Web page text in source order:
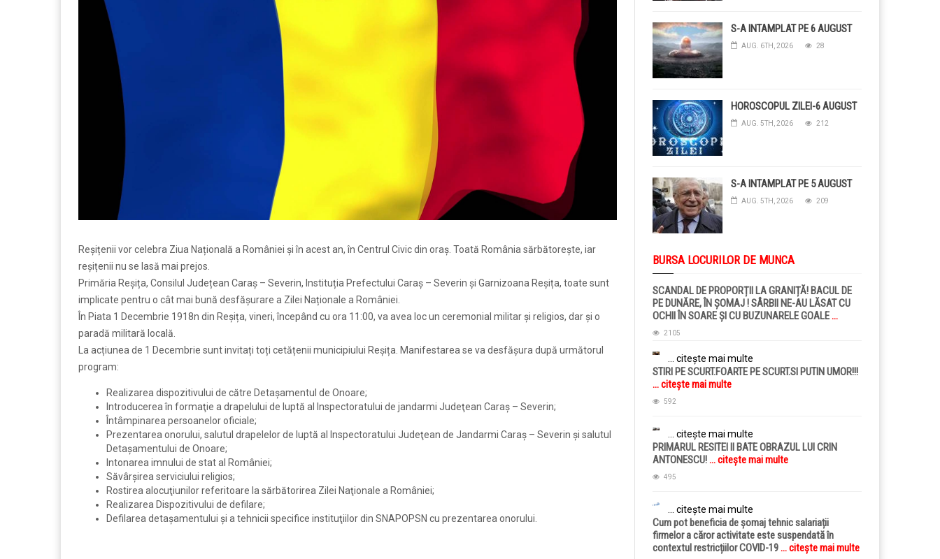
Reșițenii vor celebra Ziua Națională a României și în acest an, în Centrul Civic din oraș. Toată România sărbătorește, iar
reșițenii nu se lasă mai prejos.
Primăria Reșița, Consilul Județean Caraș – Severin, Instituția Prefectului Caraș – Severin și Garnizoana Reșița, toate sunt
implicate pentru o cât mai bună desfășurare a Zilei Naționale a României.
În Piata 1 Decembrie 1918n din Reșița, vineri, începând cu ora 11:00, va avea loc un ceremonial militar și religios, dar și o
paradă militară locală.
La acțiunea de 1 Decembrie sunt invitați toți cetățenii municipiului Reșița. Manifestarea se va desfășura după următorul
program:
Realizarea dispozitivului de către Detaşamentul de Onoare;
Introducerea în formaţie a drapelului de luptă al Inspectoratului de jandarmi Judeţean Caraş – Severin;
Întâmpinarea persoanelor oficiale;
Prezentarea onorului, salutul drapelelor de luptă al Inspectoratului Judeţean de Jandarmi Caraş – Severin şi salutul
Detaşamentului de Onoare;
Intonarea imnului de stat al României;
Săvârşirea serviciului religios;
Rostirea alocuţiunilor referitoare la sărbătorirea Zilei Naţionale a României;
Realizarea Dispozitivului de defilare;
Defilarea detaşamentului şi a tehnicii specifice instituţiilor din SNAPOPSN cu prezentarea onorului.
S-A INTAMPLAT PE 6 AUGUST
AUG. 6TH, 2026 28
HOROSCOPUL ZILEI-6 AUGUST
AUG. 5TH, 2026 212
S-A INTAMPLAT PE 5 AUGUST
AUG. 5TH, 2026 209
BURSA LOCURILOR DE MUNCA
SCANDAL DE PROPORȚII LA GRANIȚĂ! BACUL DE
PE DUNĂRE, ÎN ȘOMAJ ! SÂRBII NE-AU LĂSAT CU
OCHII ÎN SOARE ȘI CU BUZUNARELE GOALE...
citește mai multe
2105
... citește mai multe
STIRI PE SCURT.FOARTE PE SCURT.SI PUTIN UMOR!!!
... citește mai multe
592
... citește mai multe
PRIMARUL RESITEI II BATE OBRAZUL LUI CRIN
ANTONESCU!... citește mai multe
495
... citește mai multe
Cum pot beneficia de șomaj tehnic salariații
firmelor a căror activitate este suspendată în
contextul restricțiilor COVID-19... citește mai multe